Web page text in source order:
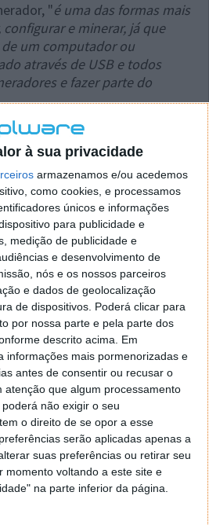
à sua privacidade
armazenamos e/ou acedemos
como cookies, e processamos
únicos e informações
para publicidade e
medição de publicidade e
e desenvolvimento de
nós e os nossos parceiros
e dados de geolocalização
de dispositivos. Poderá clicar para
por nossa parte e pela parte dos
descrito acima. Em
informações mais pormenorizadas e
antes de consentir ou recusar o
atenção que algum processamento
não exigir o seu
o direito de se opor a esse
serão aplicadas apenas a
suas preferências ou retirar seu
momento voltando a este site e
na parte inferior da página.
"é uma das formas mais
e minerar, já que
um computador ou
através de USB e todos
e fazer parte do
é difícil para muitas pessoas
para montar um sistema
Desta forma, criou a sua
que facilitam a tarefa para
do processo.
que as vendas da sua loja
em 2021, um aumento
passado.